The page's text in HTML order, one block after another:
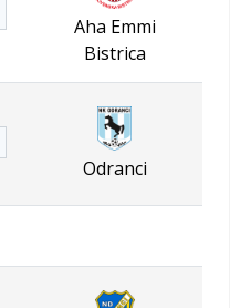
Aha Emmi
Bistrica
Odranci